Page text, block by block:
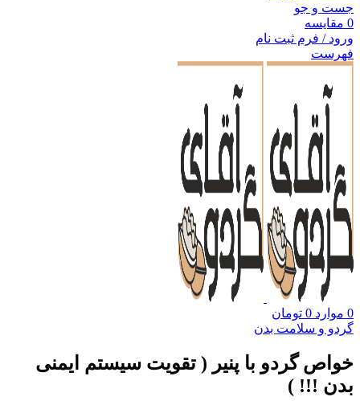
جست و جو
0 مقایسه
ورود / فرم ثبت نام
فهرست
0 موارد 0 تومان
گردو و سلامت بدن
خواص گردو با پنیر ( تقویت سیستم ایمنی
بدن !!! )